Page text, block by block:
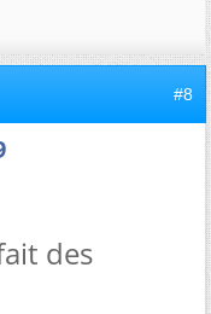
#8
des